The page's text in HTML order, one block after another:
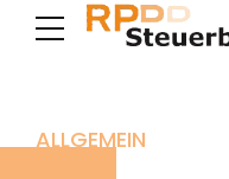
ALLGEMEIN